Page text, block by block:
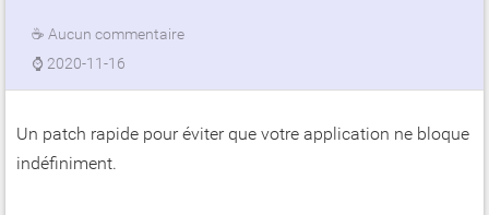
☕ Aucun commentaire
⌚ 2020-11-16
Un patch rapide pour éviter que votre application ne bloque
indéfiniment.